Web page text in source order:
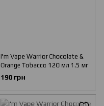
I'm Vape Warrior Chocolate &
Orange Tobacco 120 мл 1.5 мг
190 грн